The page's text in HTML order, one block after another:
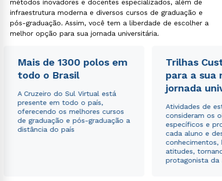
métodos inovadores e docentes especializados, além de
infraestrutura moderna e diversos cursos de graduação e
pós-graduação. Assim, você tem a liberdade de escolher a
melhor opção para sua jornada universitária.
Mais de 1300 polos em
todo o Brasil
A Cruzeiro do Sul Virtual está
presente em todo o país,
oferecendo os melhores cursos
de graduação e pós-graduação a
distância do país
Trilhas
para a sua
jornada
Atividades de
consideram os
específicos e
cada aluno e
conhecimentos,
atitudes,
protagonista da